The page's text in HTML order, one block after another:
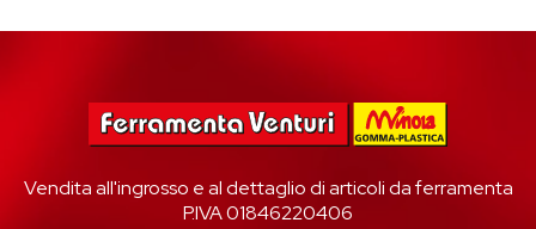
Vendita all'ingrosso e al dettaglio di articoli da ferramenta
P.IVA 01846220406